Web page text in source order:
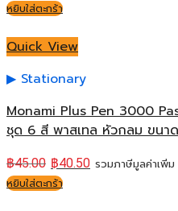
หยิบใส่ตะกร้า
Quick View
Stationary
Monami Plus Pen 3000
ชุด 6 สี พาสเทล หัวกลม ขนา
฿45.00 ฿40.50 รวมภาษีมูลค่าเพิ่ม
หยิบใส่ตะกร้า